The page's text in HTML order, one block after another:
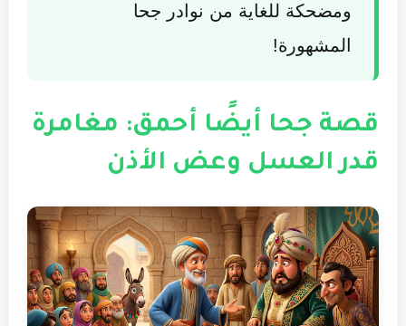
ومضحكة للغاية من نوادر جحا
المشهورة!
قصة جحا أيضًا أحمق: مغامرة
قدر العسل وعض الأذن